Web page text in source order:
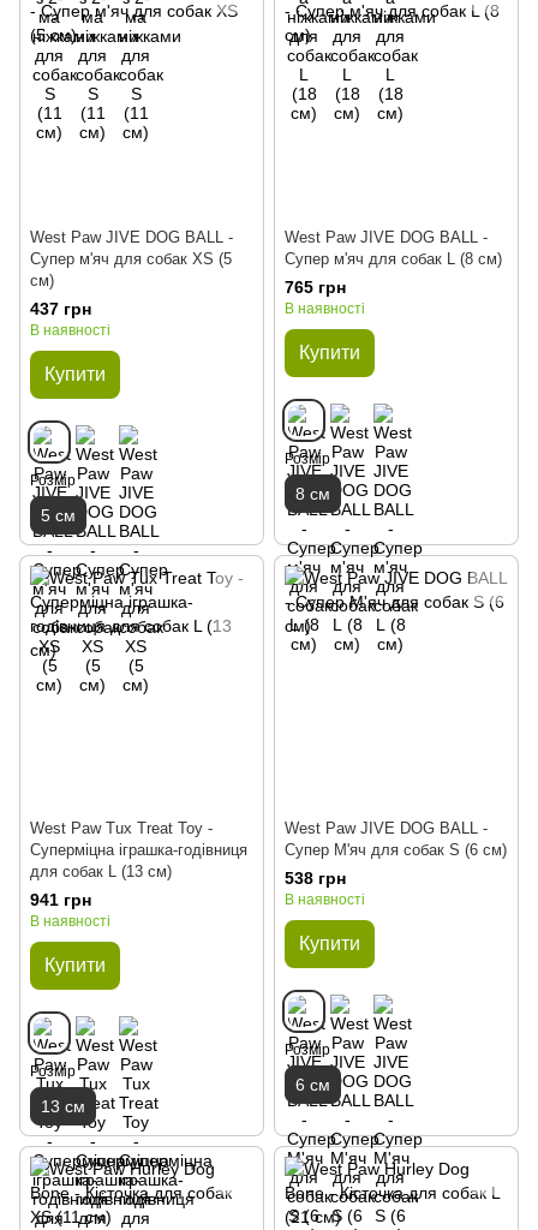
West Paw JIVE DOG BALL -
Супер м'яч для собак XS (5
см)
437 грн
В наявності
Купити
Розмір
5 см
West Paw JIVE DOG BALL -
Супер м'яч для собак L (8 см)
765 грн
В наявності
Купити
Розмір
8 см
West Paw Tux Treat Toy -
Суперміцна іграшка-годівниця
для собак L (13 см)
941 грн
В наявності
Купити
Розмір
13 см
West Paw JIVE DOG BALL -
Супер М'яч для собак S (6 см)
538 грн
В наявності
Купити
Розмір
6 см